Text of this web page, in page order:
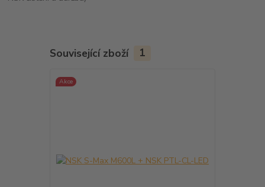
Související zboží 1
Akce